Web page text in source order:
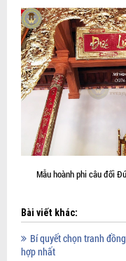
Mẫu hoành phi câu đối
Bài viết khác:
Bí quyết chọn tranh
hợp nhất